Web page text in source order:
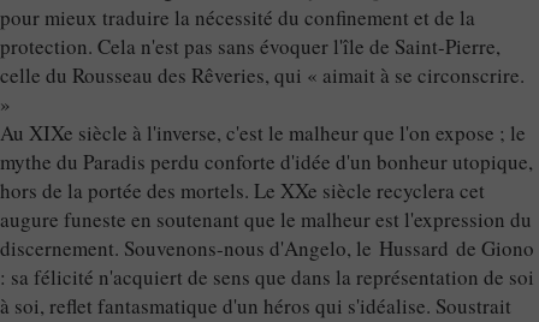
pour mieux traduire la nécessité du confinement et de la
protection. Cela n'est pas sans évoquer l'île de Saint-Pierre,
celle du Rousseau des Rêveries, qui « aimait à se circonscrire.
»
Au XIXe siècle à l'inverse, c'est le malheur que l'on expose ; le
mythe du Paradis perdu conforte d'idée d'un bonheur utopique,
hors de la portée des mortels. Le XXe siècle recyclera cet
augure funeste en soutenant que le malheur est l'expression du
discernement. Souvenons-nous d'Angelo, le Hussard de Giono
: sa félicité n'acquiert de sens que dans la représentation de soi
à soi, reflet fantasmatique d'un héros qui s'idéalise. Soustrait